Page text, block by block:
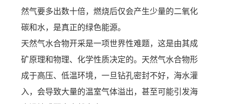
然气要多出数十倍，燃烧后仅会产生少量的二氧化
碳和水，是真正的绿色能源。
天然气水合物开采是一项世界性难题，这是由其成
矿原理和物理、化学性质决定的。天然气水合物形
成于高压、低温环境，一旦钻孔密封不好，海水灌
入，会导致大量的温室气体溢出，甚至可能引发海